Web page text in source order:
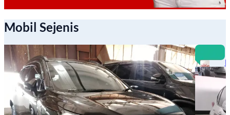
Mobil Sejenis